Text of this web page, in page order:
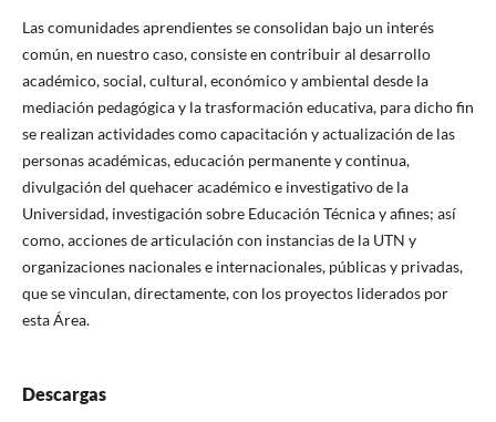
Las comunidades aprendientes se consolidan bajo un interés
común, en nuestro caso, consiste en contribuir al desarrollo
académico, social, cultural, económico y ambiental desde la
mediación pedagógica y la trasformación educativa, para dicho fin
se realizan actividades como capacitación y actualización de las
personas académicas, educación permanente y continua,
divulgación del quehacer académico e investigativo de la
Universidad, investigación sobre Educación Técnica y afines; así
como, acciones de articulación con instancias de la UTN y
organizaciones nacionales e internacionales, públicas y privadas,
que se vinculan, directamente, con los proyectos liderados por
esta Área.
Descargas